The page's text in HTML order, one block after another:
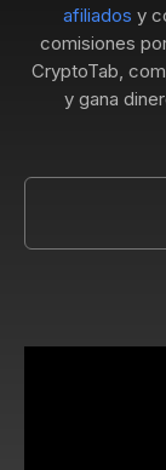
afiliados y
comisiones
CryptoTab,
y gana